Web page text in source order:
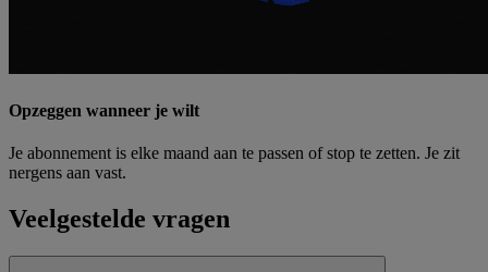
Opzeggen wanneer je wilt
Je abonnement is elke maand aan te passen of stop te zetten. Je zit
nergens aan vast.
Veelgestelde vragen